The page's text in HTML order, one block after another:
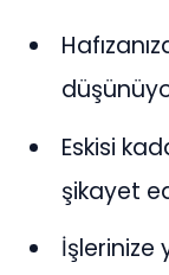
Eskisi
şikayet
İşlerinize